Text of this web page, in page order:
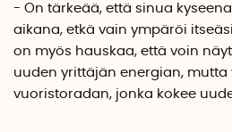
- On tärkeää, että sinua
aikana, etkä vain ympäröi
on myös hauskaa, että voin
uuden yrittäjän energian, mutta
vuoristoradan, jonka kokee